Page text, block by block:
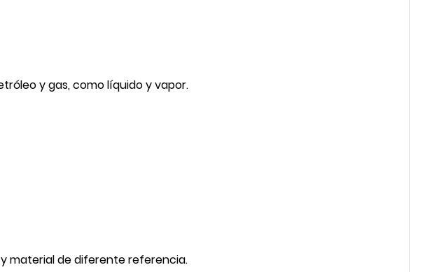
y gas, como líquido y vapor.
material de diferente referencia.